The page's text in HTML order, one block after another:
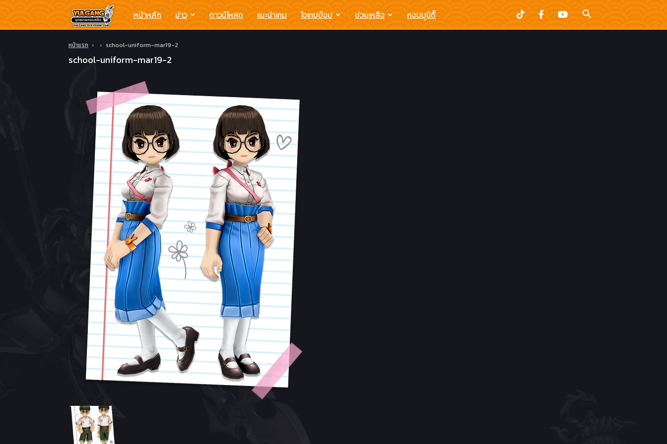
Yulgang
โย
ยุทธ
ภพ
ครบ
สลึง
หน้าหลัก ข่าว ดาวน์โหลด แนะนำเกม ไอเทมช๊อป ช่วยเหลือ คอมมูนิตี้
หน้าแรก school-uniform-mar19-2
school-uniform-mar19-2